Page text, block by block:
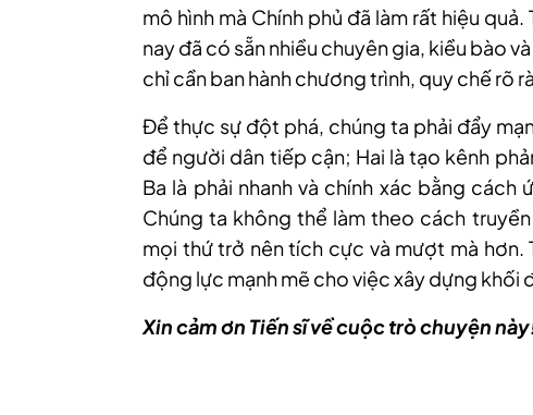
mô hình mà Chính phủ đã làm rất hiệu
nay đã có sẵn nhiều chuyên gia, kiều bào
chỉ cần ban hành chương trình, quy chế rõ
Để thực sự đột phá, chúng ta phải đẩy
để người dân tiếp cận; Hai là tạo kênh
Ba là phải nhanh và chính xác bằng
Chúng ta không thể làm theo cách
mọi thứ trở nên tích cực và mượt mà hơn.
động lực mạnh mẽ cho việc xây dựng khối
Xin cảm ơn Tiến sĩ về cuộc trò chuyện